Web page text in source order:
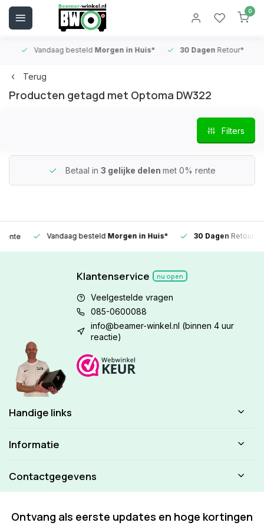
0
Vandaag besteldMorgen in Huis* 30 DagenRetour*
Terug
Producten getagd met Optoma DW322
Filters
Betaal in 3 gelijke delen met 0% rente
Vandaag besteldMorgen in Huis* 30 DagenRetour*
Klantenservice nu open
Veelgestelde vragen
085-0600088
info@beamer-winkel.nl (binnen 4 uur
reactie)
Handige links
Informatie
Contactgegevens
Ontvang als eerste updates en hoge kortingen